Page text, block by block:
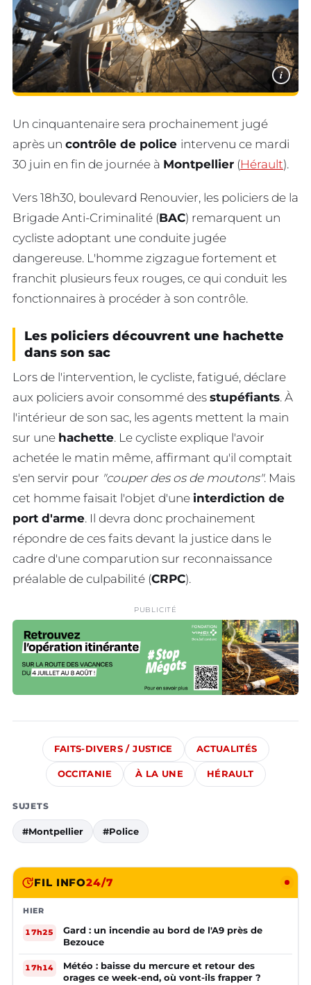
i
Un cinquantenaire sera prochainement jugé
après un contrôle de police intervenu ce mardi
30 juin en fin de journée à Montpellier (Hérault).
Vers 18h30, boulevard Renouvier, les policiers de la
Brigade Anti-Criminalité (BAC) remarquent un
cycliste adoptant une conduite jugée
dangereuse. L'homme zigzague fortement et
franchit plusieurs feux rouges, ce qui conduit les
fonctionnaires à procéder à son contrôle.
Les policiers découvrent une hachette
dans son sac
Lors de l'intervention, le cycliste, fatigué, déclare
aux policiers avoir consommé des stupéfiants. À
l'intérieur de son sac, les agents mettent la main
sur une hachette. Le cycliste explique l'avoir
achetée le matin même, affirmant qu'il comptait
s'en servir pour "couper des os de moutons". Mais
cet homme faisait l'objet d'une interdiction de
port d'arme. Il devra donc prochainement
répondre de ces faits devant la justice dans le
cadre d'une comparution sur reconnaissance
préalable de culpabilité (CRPC).
PUBLICITÉ
FAITS-DIVERS / JUSTICE ACTUALITÉS
OCCITANIE À LA UNE HÉRAULT
SUJETS
#Montpellier #Police
FIL INFO24/7
HIER
17h25
Gard : un incendie au bord de l'A9 près de
Bezouce
17h14
Météo : baisse du mercure et retour des
orages ce week-end, où vont-ils frapper ?